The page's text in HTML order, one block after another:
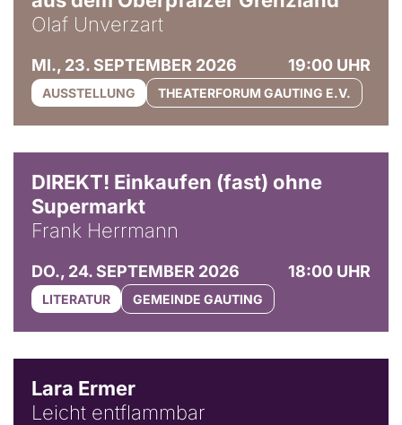
Olaf Unverzart
MI., 23. SEPTEMBER 2026 19:00 UHR
AUSSTELLUNG THEATERFORUM GAUTING E.V.
DIREKT! Einkaufen (fast) ohne
Supermarkt
Frank Herrmann
DO., 24. SEPTEMBER 2026 18:00 UHR
LITERATUR GEMEINDE GAUTING
Lara Ermer
Leicht entflammbar